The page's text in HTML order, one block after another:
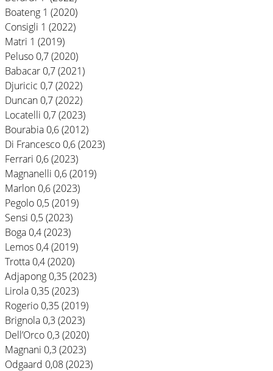
Boateng 1 (2020)
Consigli 1 (2022)
Matri 1 (2019)
Peluso 0,7 (2020)
Babacar 0,7 (2021)
Djuricic 0,7 (2022)
Duncan 0,7 (2022)
Locatelli 0,7 (2023)
Bourabia 0,6 (2012)
Di Francesco 0,6 (2023)
Ferrari 0,6 (2023)
Magnanelli 0,6 (2019)
Marlon 0,6 (2023)
Pegolo 0,5 (2019)
Sensi 0,5 (2023)
Boga 0,4 (2023)
Lemos 0,4 (2019)
Trotta 0,4 (2020)
Adjapong 0,35 (2023)
Lirola 0,35 (2023)
Rogerio 0,35 (2019)
Brignola 0,3 (2023)
Dell’Orco 0,3 (2020)
Magnani 0,3 (2023)
Odgaard 0,08 (2023)